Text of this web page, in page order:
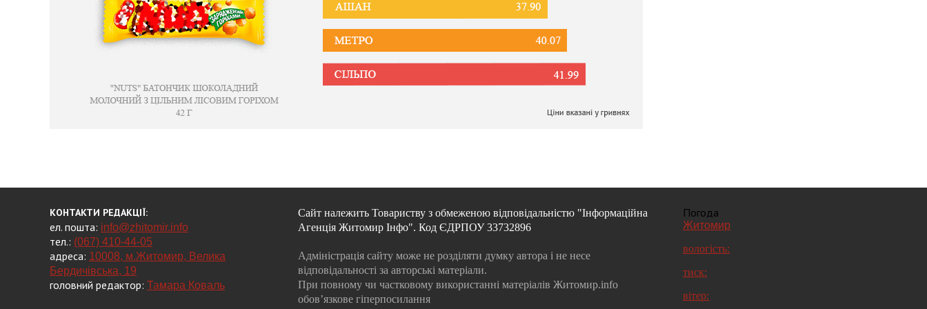
КОНТАКТИ РЕДАКЦІЇ:
ел. пошта: info@zhitomir.info
тел.: (067) 410-44-05
адреса: 10008, м.Житомир, Велика
Бердичівська, 19
головний редактор: Тамара Коваль
Сайт належить Товариству з обмеженою відповідальністю "Інформаційна
Агенція Житомир Інфо". Код ЄДРПОУ 33732896
Адміністрація сайту може не розділяти думку автора і не несе
відповідальності за авторські матеріали.
При повному чи частковому використанні матеріалів Житомир.info
обов’язкове гіперпосилання
Погода
Житомир
вологість:
тиск:
вітер: